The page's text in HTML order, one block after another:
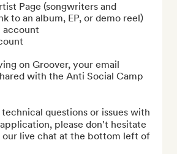
Page (songwriters and
to an album, EP, or demo reel)
account
on Groover, your email
with the Anti Social Camp
technical questions or issues with
please don't hesitate
our live chat at the bottom left of